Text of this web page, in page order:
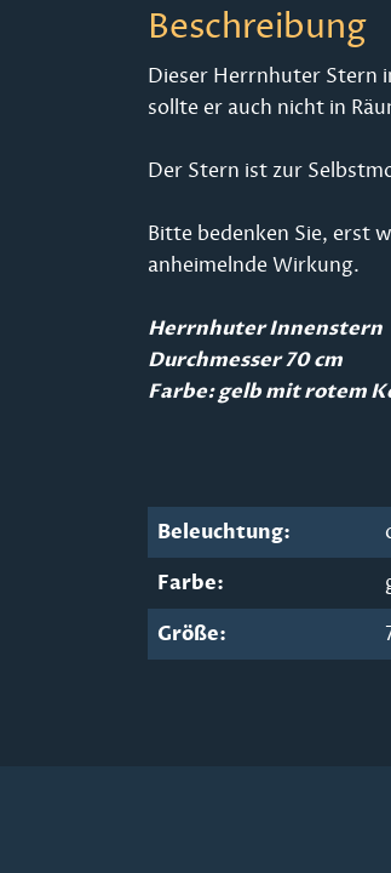
Beschreibung
Dieser Herrnhuter Stern
sollte er auch nicht in
Der Stern ist zur
Bitte bedenken Sie, erst
anheimelnde Wirkung.
Herrnhuter Innenstern
Durchmesser 70 cm
Farbe: gelb mit rotem
Beleuchtung:
Farbe:
Größe: